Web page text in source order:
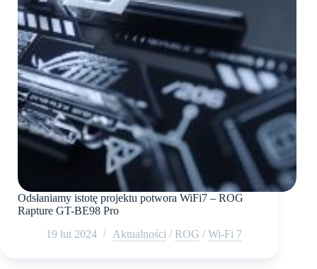
Odsłaniamy istotę projektu potwora WiFi7 – ROG
Rapture GT-BE98 Pro
19 lut 2024
Aktualności / ROG /Wi-Fi 7